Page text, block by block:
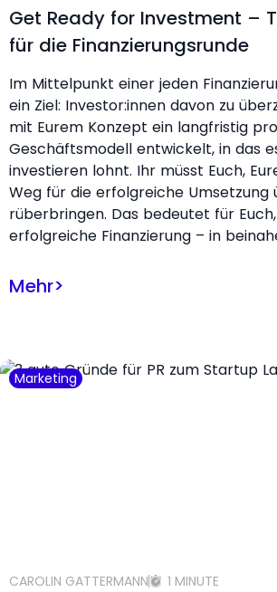
Get Ready for Investment –
für die Finanzierungsrunde
Im Mittelpunkt einer jeden
ein Ziel: Investor:innen davon zu
mit Eurem Konzept ein langfristig
Geschäftsmodell entwickelt, in das
investieren lohnt. Ihr müsst Euch,
Weg für die erfolgreiche Umsetzung
rüberbringen. Das bedeutet für
erfolgreiche Finanzierung – in
Mehr>
Marketing
CAROLIN GATTERMANN 1 MINUTE